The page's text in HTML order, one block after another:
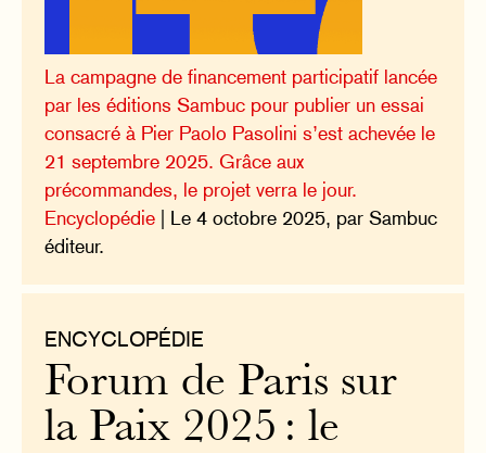
La campagne de financement participatif lancée
par les éditions Sambuc pour publier un essai
consacré à Pier Paolo Pasolini s’est achevée le
21 septembre 2025. Grâce aux
précommandes, le projet verra le jour.
Encyclopédie | Le 4 octobre 2025, par Sambuc
éditeur.
ENCYCLOPÉDIE
Forum de Paris sur
la Paix 2025 : le